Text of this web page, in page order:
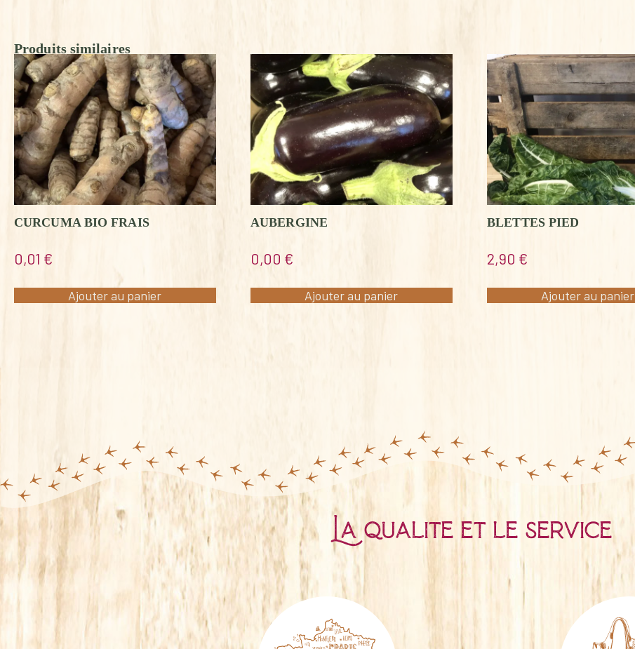
Produits similaires
CURCUMA BIO FRAIS
0,01 €
Ajouter au panier
AUBERGINE
0,00 €
Ajouter au panier
BLETTES PIED
2,90 €
Ajouter au panier
La qualité et le service